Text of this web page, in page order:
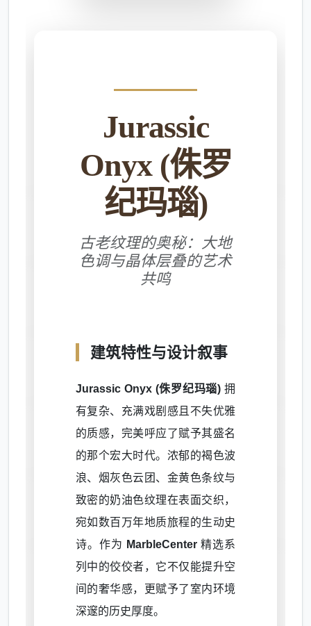
Jurassic
Onyx (侏罗
纪玛瑙)
古老纹理的奥秘：大地
色调与晶体层叠的艺术
共鸣
建筑特性与设计叙事
Jurassic Onyx (侏罗纪玛瑙) 拥
有复杂、充满戏剧感且不失优雅
的质感，完美呼应了赋予其盛名
的那个宏大时代。浓郁的褐色波
浪、烟灰色云团、金黄色条纹与
致密的奶油色纹理在表面交织，
宛如数百万年地质旅程的生动史
诗。作为 MarbleCenter 精选系
列中的佼佼者，它不仅能提升空
间的奢华感，更赋予了室内环境
深邃的历史厚度。